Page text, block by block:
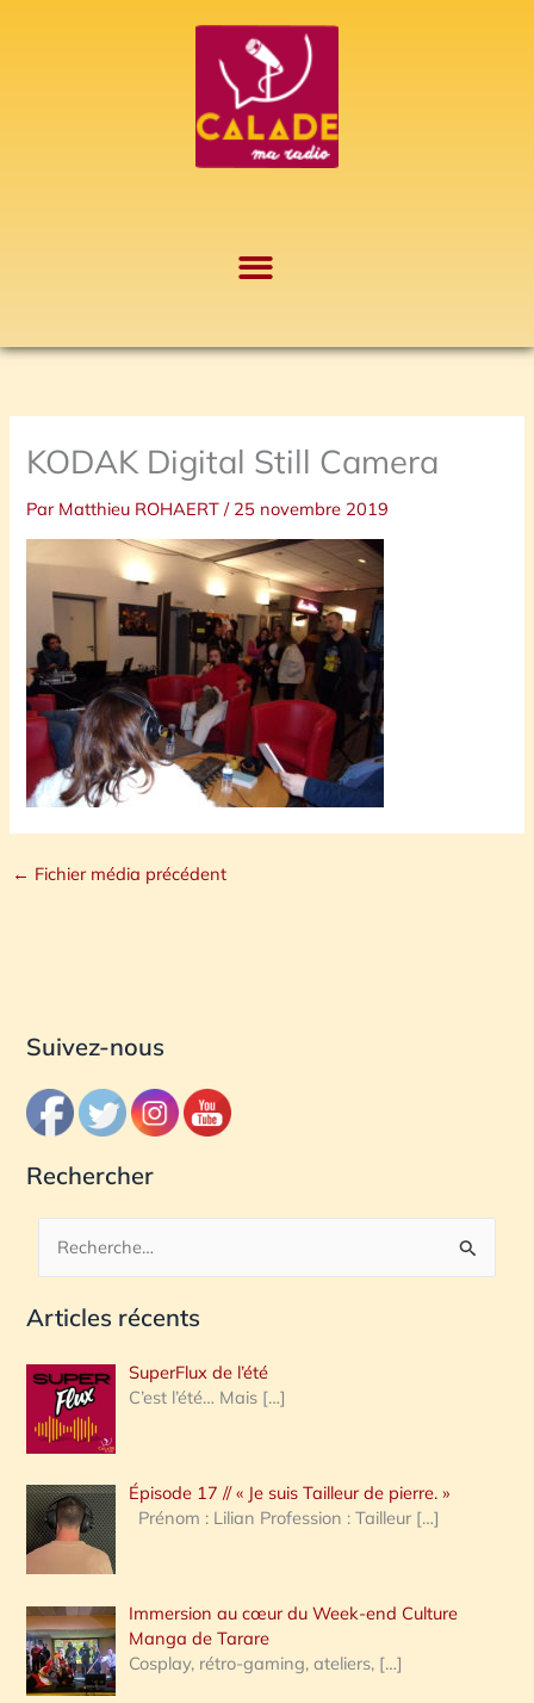
KODAK Digital Still Camera
Par Matthieu ROHAERT/ 25 novembre 2019
← Fichier média précédent
Suivez-nous
Rechercher
c
e
r
c
h
e
:
Articles récents
SuperFlux de l’été
C’est l’été… Mais […]
Épisode 17 // « Je suis Tailleur de pierre. »
Prénom : Lilian Profession : Tailleur […]
Immersion au cœur du Week-end Culture
Manga de Tarare
Cosplay, rétro-gaming, ateliers, […]